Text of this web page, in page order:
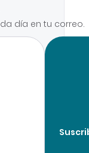
día en tu correo.